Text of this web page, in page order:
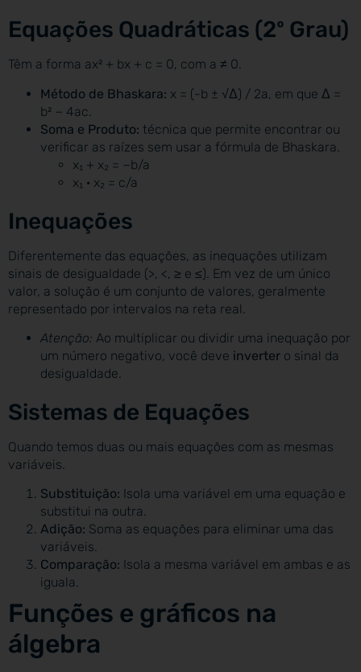
Equações Quadráticas (2º Grau)
Têm a forma ax² + bx + c = 0, com a ≠ 0.
Método de Bhaskara: x = (-b ± √Δ) / 2a, em que Δ =
b² − 4ac.
Soma e Produto: técnica que permite encontrar ou
verificar as raízes sem usar a fórmula de Bhaskara.
x₁ + x₂ = −b/a
x₁ · x₂ = c/a
Inequações
Diferentemente das equações, as inequações utilizam
sinais de desigualdade (>, <, ≥ e ≤). Em vez de um único
valor, a solução é um conjunto de valores, geralmente
representado por intervalos na reta real.
Atenção: Ao multiplicar ou dividir uma inequação por
um número negativo, você deve inverter o sinal da
desigualdade.
Sistemas de Equações
Quando temos duas ou mais equações com as mesmas
variáveis.
Substituição: Isola uma variável em uma equação e
substitui na outra.
Adição: Soma as equações para eliminar uma das
variáveis.
Comparação: Isola a mesma variável em ambas e as
iguala.
Funções e gráficos na
álgebra